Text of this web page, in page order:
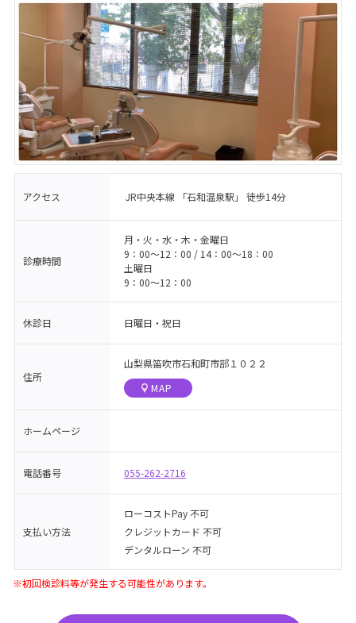
アクセス JR中央本線 「石和温泉駅」 徒歩14分
診療時間
月・火・水・木・金曜日
9：00〜12：00 / 14：00〜18：00
土曜日
9：00〜12：00
休診日 日曜日・祝日
住所
山梨県笛吹市石和町市部１０２２
MAP
ホームページ
電話番号 055-262-2716
支払い方法
ローコストPay 不可
クレジットカード 不可
デンタルローン 不可
※初回検診料等が発生する可能性があります。